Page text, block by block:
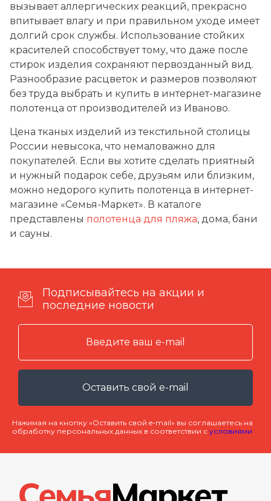
вызывает аллергических реакций, прекрасно
впитывает влагу и при правильном уходе имеет
долгий срок службы. Использование стойких
красителей способствует тому, что даже после
стирок изделия сохраняют первозданный вид.
Разнообразие расцветок и размеров позволяют
без труда выбрать и купить в интернет-магазине
полотенца от производителей из Иваново.
Цена тканых изделий из текстильной столицы
России невысока, что немаловажно для
покупателей. Если вы хотите сделать приятный
и нужный подарок себе, друзьям или близким,
можно недорого купить полотенца в интернет-
магазине «Семья-Маркет». В каталоге
представлены полотенца для пляжа, дома, бани
и сауны.
Подписывайтесь на акции и
последние новости
Оставить свой e-mail
Нажимая на кнопку «Оставить свой e-mail» вы соглашаетесь на
обработку персональных данных в соответствии с условиями